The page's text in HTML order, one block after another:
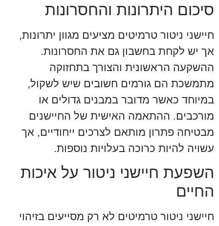
סיכום היתרונות והחסרונות
חיישני ניטור טרמיטים מציעים מגוון יתרונות,
אך יש לקחת בחשבון גם את החסרונות.
ההשקעה הראשונית והצורך בתחזוקה
מתמשכת הם גורמים חשובים שיש לשקול,
במיוחד כאשר מדובר במבנים גדולים או
מורכבים. ההתאמה האישית של החיישנים
מבטיחה פתרון מותאם לצרכים ייחודיים, אך
עשויה להיות כרוכה בעלויות נוספות.
השפעת חיישני ניטור על איכות
החיים
חיישני ניטור טרמיטים לא רק מסייעים בזיהוי